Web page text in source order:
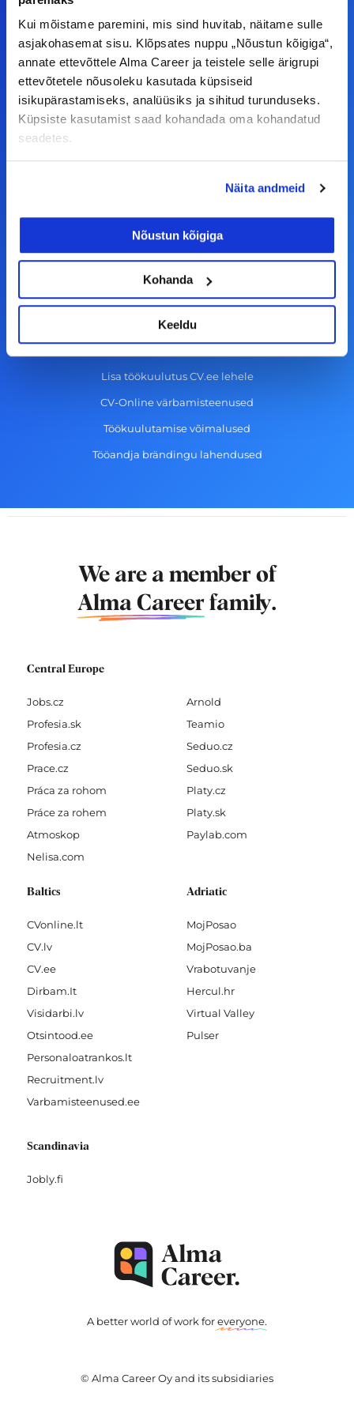
Kui mõistame paremini, mis sind huvitab, näitame sulle
asjakohasemat sisu. Klõpsates nuppu „Nõustun kõigiga“,
annate ettevõttele Alma Career ja teistele selle ärigrupi
ettevõtetele nõusoleku kasutada küpsiseid
isikupärastamiseks, analüüsiks ja sihitud turunduseks.
Küpsiste kasutamist saad kohandada oma kohandatud
seadetes.
Näita andmeid
Nõustun kõigiga
Kohanda
Keeldu
teha koostööd, siis võta meiega julgelt ühendust.
F
a
c
b
-
I
n
s
a
a
m
L
i
n
e
n
Y
o
u
u
b
© Alma Career Estonia OÜ
Tööpakkumised
Aktiveeri tööpakkumiste teavitus
KKK
Kasutustingimused
Tööandjale
Lisa töökuulutus CV.ee lehele
CV-Online värbamisteenused
Töökuulutamise võimalused
Tööandja brändingu lahendused
We are a member of
Alma Career family.
Central Europe
Jobs.cz
Profesia.sk
Profesia.cz
Prace.cz
Práca za rohom
Práce za rohem
Atmoskop
Nelisa.com
Arnold
Teamio
Seduo.cz
Seduo.sk
Platy.cz
Platy.sk
Paylab.com
Baltics
CVonline.lt
CV.lv
CV.ee
Dirbam.It
Visidarbi.lv
Otsintood.ee
Personaloatrankos.lt
Recruitment.lv
Varbamisteenused.ee
Adriatic
MojPosao
MojPosao.ba
Vrabotuvanje
Hercul.hr
Virtual Valley
Pulser
Scandinavia
Jobly.fi
A better world of work foreveryone.
© Alma Career Oy and its subsidiaries